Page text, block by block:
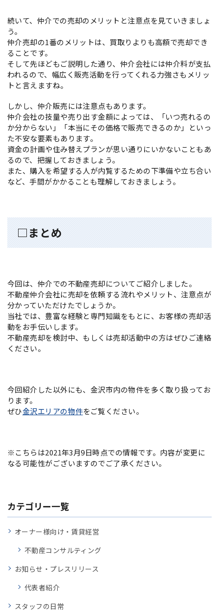
続いて、仲介での売却のメリットと注意点を見ていきましょ
う。
仲介売却の1番のメリットは、買取りよりも高額で売却でき
ることです。
そして先ほどもご説明した通り、仲介会社には仲介料が支払
われるので、幅広く販売活動を行ってくれる力強さもメリッ
トと言えますね。
しかし、仲介販売には注意点もあります。
仲介会社の技量や売り出す金額によっては、「いつ売れるの
か分からない」「本当にその価格で販売できるのか」といっ
た不安な要素もあります。
資金の計画や住み替えプランが思い通りにいかないこともあ
るので、把握しておきましょう。
また、購入を希望する人が内覧するための下準備や立ち合い
など、手間がかかることも理解しておきましょう。
□まとめ
今回は、仲介での不動産売却についてご紹介しました。
不動産仲介会社に売却を依頼する流れやメリット、注意点が
分かっていただけたでしょうか。
当社では、豊富な経験と専門知識をもとに、お客様の売却活
動をお手伝いします。
不動産売却を検討中、もしくは売却活動中の方はぜひご連絡
ください。
今回紹介した以外にも、金沢市内の物件を多く取り扱ってお
ります。
ぜひ金沢エリアの物件をご覧ください。
※こちらは2021年3月9日時点での情報です。内容が変更に
なる可能性がございますのでご了承ください。
カテゴリー一覧
オーナー様向け・賃貸経営
不動産コンサルティング
お知らせ・プレスリリース
代表者紹介
スタッフの日常